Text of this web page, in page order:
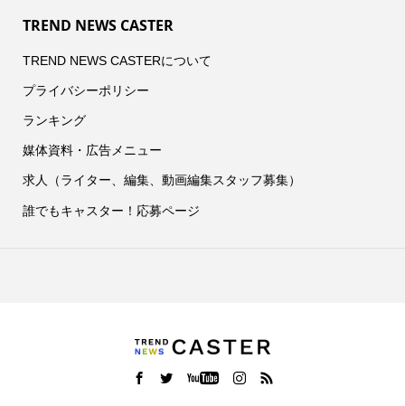
TREND NEWS CASTER
TREND NEWS CASTERについて
プライバシーポリシー
ランキング
媒体資料・広告メニュー
求人（ライター、編集、動画編集スタッフ募集）
誰でもキャスター！応募ページ